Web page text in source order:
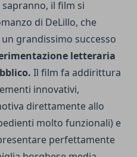
il film si
di DeLillo, che
grandissimo successo
letteraria
Il film fa addirittura
innovativi,
direttamente allo
molto funzionali) e
perfettamente